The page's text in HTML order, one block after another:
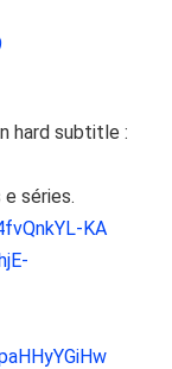
hard subtitle :
séries.
KA